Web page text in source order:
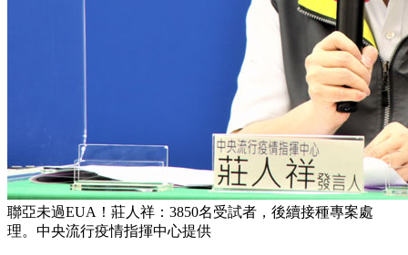
聯亞未過EUA！莊人祥：3850名受試者，後續接種專案處
理。中央流行疫情指揮中心提供